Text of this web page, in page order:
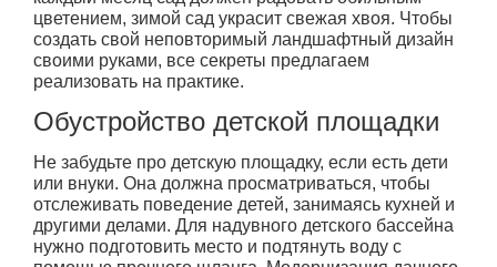
цветением, зимой сад украсит свежая хвоя. Чтобы
создать свой неповторимый ландшафтный дизайн
своими руками, все секреты предлагаем
реализовать на практике.
Обустройство детской площадки
Не забудьте про детскую площадку, если есть дети
или внуки. Она должна просматриваться, чтобы
отслеживать поведение детей, занимаясь кухней и
другими делами. Для надувного детского бассейна
нужно подготовить место и подтянуть воду с